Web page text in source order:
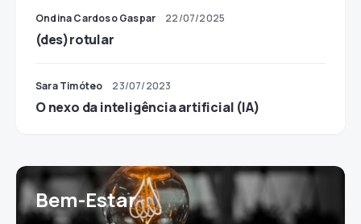
Ondina Cardoso Gaspar 22/07/2025
(des)rotular
Sara Timóteo 23/07/2023
O nexo da inteligência artificial (IA)
Bem-Estar